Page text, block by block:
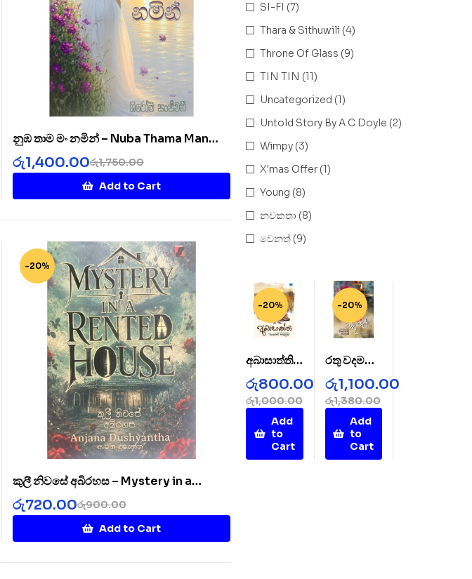
නුඹ තාම මං නමින් – Nuba Thama Man
Namin
රු1,750.00
රු1,400.00
Add to Cart
-20%
කුලී නිවසේ අබිරහස – Mystery in a
Rented House
රු900.00
රු720.00
Add to Cart
SI-FI (7)
Thara & Sithuwili (4)
Throne Of Glass (9)
TIN TIN (11)
Uncategorized (1)
Untold Story By A C Doyle (2)
Wimpy (3)
X'mas Offer (1)
Young (8)
නවකතා (8)
වෙනත් (9)
-20%
අබාසාත්ති –
AbaSatht
hi
රු1,000.00
රු800.00
Add
to
Cart
-20%
රතු වදමල් –
Rathu
Wada
Mal
රු1,380.00
රු1,100.00
Add
to
Cart